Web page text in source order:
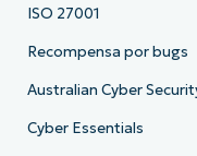
ISO 27001
Recompensa por bugs
Australian Cyber
Cyber Essentials